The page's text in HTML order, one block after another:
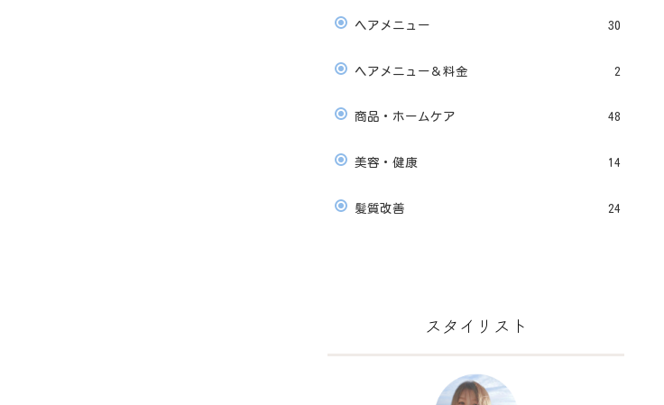
ヘアメニュー 30
ヘアメニュー＆料金 2
商品・ホームケア 48
美容・健康 14
髪質改善 24
スタイリスト